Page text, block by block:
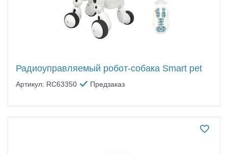
Радиоуправляемый робот-собака Smart pet
Артикул: RC63350 Предзаказ